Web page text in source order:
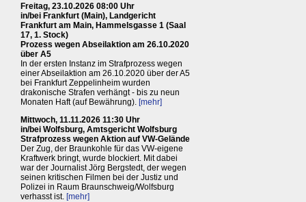
Freitag, 23.10.2026 08:00 Uhr
in/bei Frankfurt (Main), Landgericht
Frankfurt am Main, Hammelsgasse 1 (Saal
17, 1. Stock)
Prozess wegen Abseilaktion am 26.10.2020
über A5
In der ersten Instanz im Strafprozess wegen
einer Abseilaktion am 26.10.2020 über der A5
bei Frankfurt Zeppelinheim wurden
drakonische Strafen verhängt - bis zu neun
Monaten Haft (auf Bewährung). [mehr]
Mittwoch, 11.11.2026 11:30 Uhr
in/bei Wolfsburg, Amtsgericht Wolfsburg
Strafprozess wegen Aktion auf VW-Gelände
Der Zug, der Braunkohle für das VW-eigene
Kraftwerk bringt, wurde blockiert. Mit dabei
war der Journalist Jörg Bergstedt, der wegen
seinen kritischen Filmen bei der Justiz und
Polizei in Raum Braunschweig/Wolfsburg
verhasst ist. [mehr]